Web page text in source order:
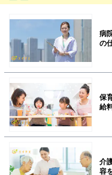
病
の
保
給
介
容